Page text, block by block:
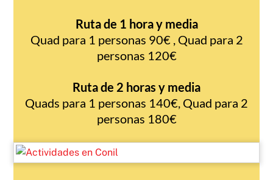
Ruta de 1 hora y media
Quad para 1 personas 90€ , Quad para 2
personas 120€
Ruta de 2 horas y media
Quads para 1 personas 140€, Quad para 2
personas 180€